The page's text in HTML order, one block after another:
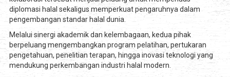
diplomasi halal sekaligus memperkuat pengaruhnya dalam
pengembangan standar halal dunia.
Melalui sinergi akademik dan kelembagaan, kedua pihak
berpeluang mengembangkan program pelatihan, pertukaran
pengetahuan, penelitian terapan, hingga inovasi teknologi yang
mendukung perkembangan industri halal modern.